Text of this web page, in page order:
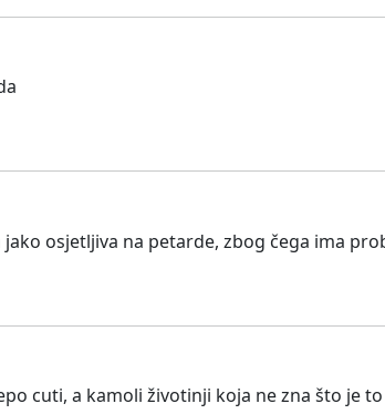
osjetljiva na petarde, zbog čega ima
cuti, a kamoli životinji koja ne zna što je